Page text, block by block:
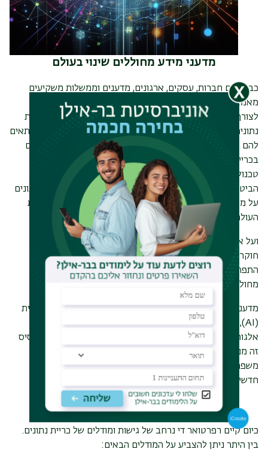
מדעני מידע מחוללים שינוי בעולם
כבר היום חברות, עסקים, ארגונים, מדענים וממשלות משקיעים
מאמצים ומשאבים רבים בפיתוח כלים אוטומטיים וטכנולוגיות
לצורך כריית מידע; עסקים מסחריים עושים שימוש נרחב בכריית
נתונים על מנת לזהות פרופילים של לקוחות, לתקשר איתם ולהתאים
להם מסרים, שירותים ומוצרים. חברות ביטוח ובנקים משתמשים
בכריית מידע כדי לזהות הונאות וחריגות, ממשלות ממנפות
טכנולוגיית כריית נתונים לזיהוי מוקדם של טרור ופשע ולחיזוק
הביטחון הלאומי, ועולם המדע משתמש בטכניקות של כריית נתונים
על מנת להגיע לתובנות מדעיות חשובות וחדשות שמקדמות את
העולם ואת האנושות כולה.
ועל אף שתחוםמדעי המידענחשב לדיסציפלינה חדשה יחסית,
חוקרים בתחום המידע כבר עכשיו מתגלים כמנוע המקדם את
התפתחות המחקר והידע בתחומים רבים ומגוונים, ומדעני מידע
מחוללים שינוי אמיתי בעולם.
מדעני מידע נעזרים במאגרי נתונים, בטכנולוגיות בינה מלאכותית
(
AI), למידת מכונה (ML), הדמיות, ניתוחים אינטגרטיביים,
אלגוריתמים, שיטות סטטיסטיות ועוד לצורך כריית מידע ועל בסיס
זה מנבאים נטיות התנהגות אנושיות, חוזים מגמות וטרדנים,
משפרים תהליכים ומפתחים מערכות, שירותים ומוצרים חיוניים
חדשים.
מודלים של כרית נתונים
כיום קיים רפרטואר די נרחב של גישות ומודלים של כריית נתונים.
בין היתר ניתן להצביע על המודלים הבאים: